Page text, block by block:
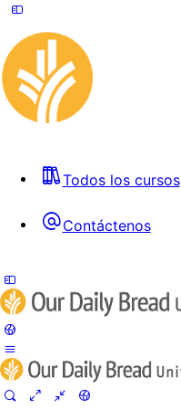
Todos los cursos
Contáctenos
Side
Panel